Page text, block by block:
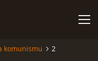
komunismu 2